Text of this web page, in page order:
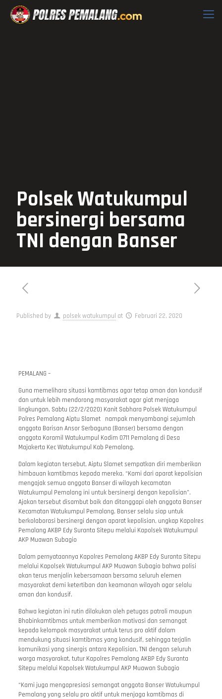
Polsek Watukumpul
bersinergi bersama
TNI dengan Banser
Published by polsek watukumpul at Februari 22, 2020
PEMALANG –
Guna memelihara situasi kamtibmas agar tetap aman dan kondusif
dan untuk lebih mendorong masyarakat agar giat menjaga
lingkungan, Sabtu (22/2/2020) Kanit Sabhara Polsek Watukumpul
Polres Pemalang Aiptu Slamet nampak menyambangi sejumlah
anggota Barisan Ansor Serbaguna (Banser) bersama dengan
anggota Koramil Watukumpul Kodim 0711 Pemalang di Desa
Majakerta Kec Watukumpul Kab Pemalang.
Dalam kegiatan tersebut, Aiptu Slamet sempatkan diri memberikan
himbauan kamtibmas kepada mereka. “Kami dari aparat kepolisian
mengajak semua anggota Banser di wilayah kecamatan
Watukumpul Pemalang ini untuk bersinergi dengan kepolisian”.
Ajakan tersebut disambut baik dan ditanggapi oleh anggota Banser
Kecamatan Watukumpul Pemalang, Banser selalu siap untuk
berkolaborasi bersinergi dengan aparat kepolisian, ungkap Kapolres
Pemalang AKBP Edy Suranta Sitepu melalui Kapolsek Watukumpul
AKP Muawan Subagio
Dalam pernyataannya Kapolres Pemalang AKBP Edy Suranta Sitepu
melalui Kapolsek Watukumpul AKP Muawan Subagio bahwa polisi
akan terus menjalin kebersamaan bersama seluruh elemen
masyarakat demi ketertiban dan keamanan wilayah agar selalu
aman dan kondusif.
Bahwa kegiatan ini rutin dilakukan oleh petugas patroli maupun
Bhabinkamtibmas untuk memberikan motivasi dan semangat
kepada kelompok masyarakat untuk terus pro aktif dalam
mendukung situasi kamtibmas yang kondusif, sehingga terjalin
komunikasi yang sinergis antara Kepolisian, TNI dengan seluruh
warga masyarakat, tutur Kapolres Pemalang AKBP Edy Suranta
Sitepu melalui Kapolsek Watukumpul AKP Muawan Subagio
“Kami juga mengapresiasi semangat anggota Banser Watukumpul
Pemalang yang selalu pro aktif untuk menjaga kamtibmas di